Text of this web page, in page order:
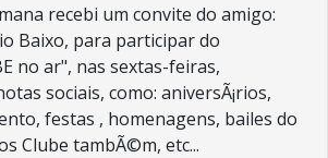
recebi um convite do amigo:
Baixo, para participar do
no ar", nas sextas-feiras,
sociais, como: aniversÃ¡rios,
festas , homenagens, bailes do
Clube tambÃ©m, etc...